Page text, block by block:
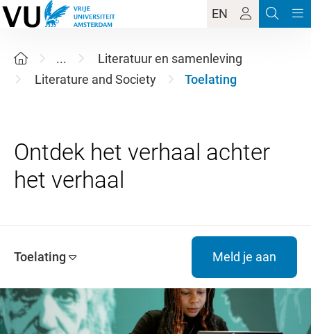
EN
...
Literatuur en samenleving
Literature and Society
Toelating
Ontdek het verhaal achter
Toelating Meld je aan